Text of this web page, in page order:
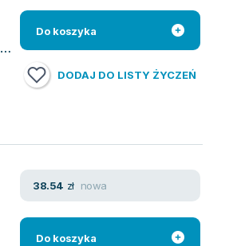
Do koszyka
DODAJ DO LISTY ŻYCZEŃ
38.54 zł nowa
Do koszyka